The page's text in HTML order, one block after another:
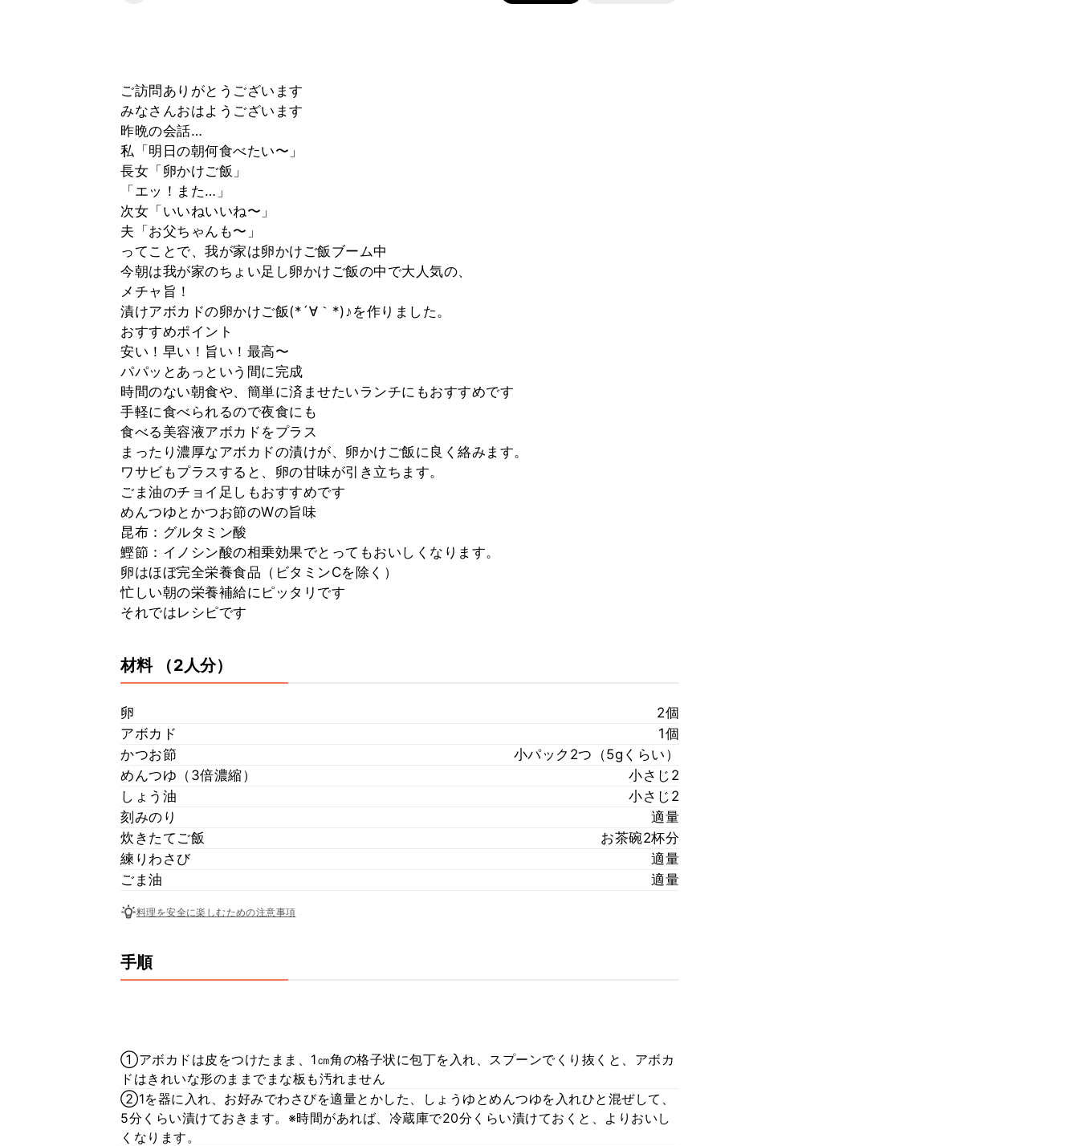
ご訪問ありがとうございます
みなさんおはようございます
昨晩の会話…
私「明日の朝何食べたい〜」
長女「卵かけご飯」
「エッ！また…」
次女「いいねいいね〜」
夫「お父ちゃんも〜」
ってことで、我が家は卵かけご飯ブーム中
今朝は我が家のちょい足し卵かけご飯の中で大人気の、
メチャ旨！
漬けアボカドの卵かけご飯(*´∀｀*)♪を作りました。
おすすめポイント
安い！早い！旨い！最高〜
パパッとあっという間に完成
時間のない朝食や、簡単に済ませたいランチにもおすすめです
手軽に食べられるので夜食にも
食べる美容液アボカドをプラス
まったり濃厚なアボカドの漬けが、卵かけご飯に良く絡みます。
ワサビもプラスすると、卵の甘味が引き立ちます。
ごま油のチョイ足しもおすすめです
めんつゆとかつお節のWの旨味
昆布：グルタミン酸
鰹節：イノシン酸の相乗効果でとってもおいしくなります。
卵はほぼ完全栄養食品（ビタミンCを除く）
忙しい朝の栄養補給にピッタリです
それではレシピです
材料 （2人分）
卵
2個
アボカド
1個
かつお節
小パック2つ（5gくらい）
めんつゆ（3倍濃縮）
小さじ2
しょう油
小さじ2
刻みのり
適量
炊きたてご飯
お茶碗2杯分
練りわさび
適量
ごま油
適量
料理を安全に楽しむための注意事項
手順
①アボカドは皮をつけたまま、1㎝角の格子状に包丁を入れ、スプーンでくり抜くと、アボカ
ドはきれいな形のままでまな板も汚れません
②1を器に入れ、お好みでわさびを適量とかした、しょうゆとめんつゆを入れひと混ぜして、
5分くらい漬けておきます。※時間があれば、冷蔵庫で20分くらい漬けておくと、よりおいし
くなります。